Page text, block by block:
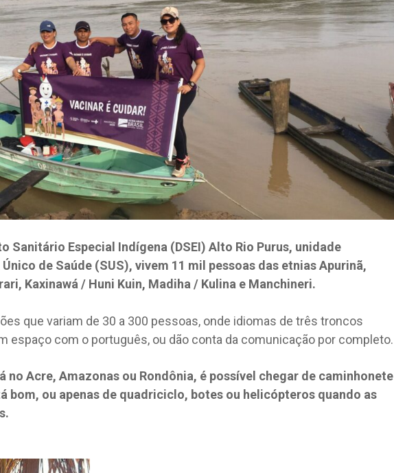
Sanitário Especial Indígena (DSEI) Alto Rio Purus, unidade
de Saúde (SUS), vivem 11 mil pessoas das etnias Apurinã,
Kaxinawá / Huni Kuin, Madiha / Kulina e Manchineri.
que variam de 30 a 300 pessoas, onde idiomas de três troncos
espaço com o português, ou dão conta da comunicação por completo.
no Acre, Amazonas ou Rondônia, é possível chegar de caminhonete
bom, ou apenas de quadriciclo, botes ou helicópteros quando as